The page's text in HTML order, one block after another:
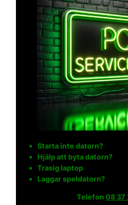
Starta inte datorn?
Hjälp att byta datorn?
Trasig laptop
Laggar speldatorn?
Telefon 08 37